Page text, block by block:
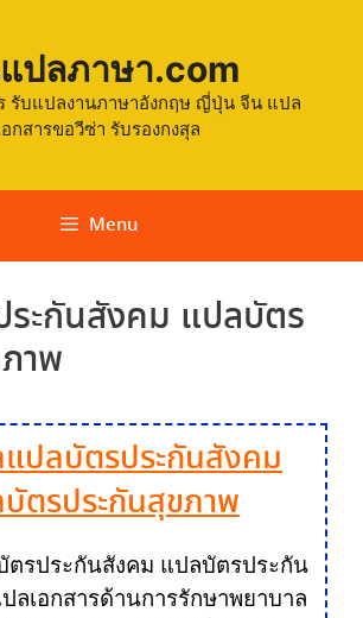
ปลภาษา.com
รับแปลงานภาษาอังกฤษ ญี่ปุ่น จีน แปล
อกสารขอวีซ่า รับรองกงสุล
Menu
ะกันสังคม แปลบัตร
าพ
ปลบัตรประกันสังคม
ตรประกันสุขภาพ
ตรประกันสังคม แปลบัตรประกัน
ลเอกสารด้านการรักษาพยาบาล